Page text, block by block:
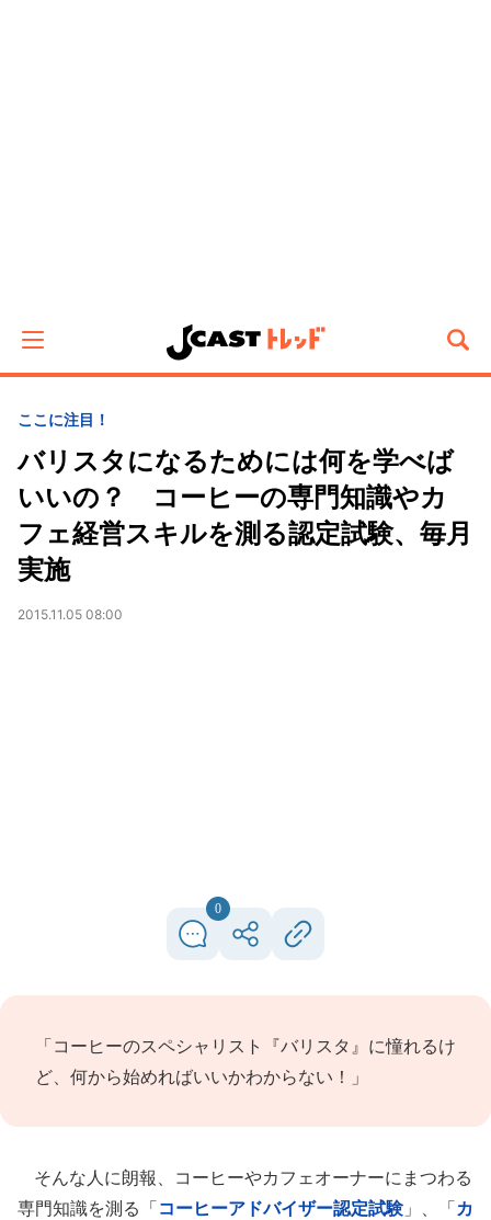
ここに注目！
バリスタになるためには何を学べば
いいの？ コーヒーの専門知識やカ
フェ経営スキルを測る認定試験、毎月
実施
2015.11.05 08:00
0
「コーヒーのスペシャリスト『バリスタ』に憧れるけ
ど、何から始めればいいかわからない！」
そんな人に朗報、コーヒーやカフェオーナーにまつわる
専門知識を測る「コーヒーアドバイザー認定試験」、「カ